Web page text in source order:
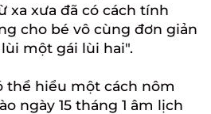
xa xưa đã có cách tính
cho bé vô cùng đơn giản
một gái lùi hai".
thể hiểu một cách nôm
ngày 15 tháng 1 âm lịch